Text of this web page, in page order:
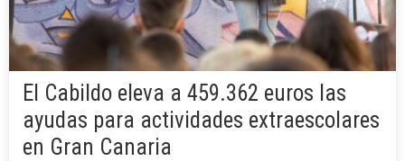
El Cabildo eleva a 459.362 euros las
ayudas para actividades extraescolares
en Gran Canaria